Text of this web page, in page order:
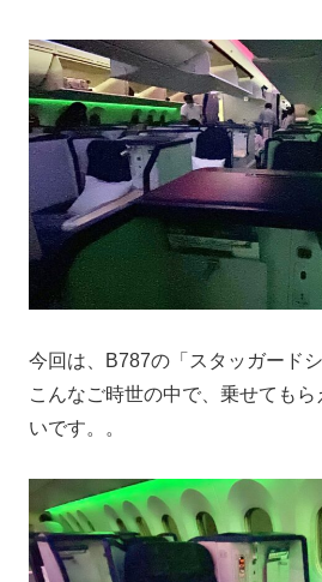
今回は、B787の「スタッガード
こんなご時世の中で、乗せても
いです。。